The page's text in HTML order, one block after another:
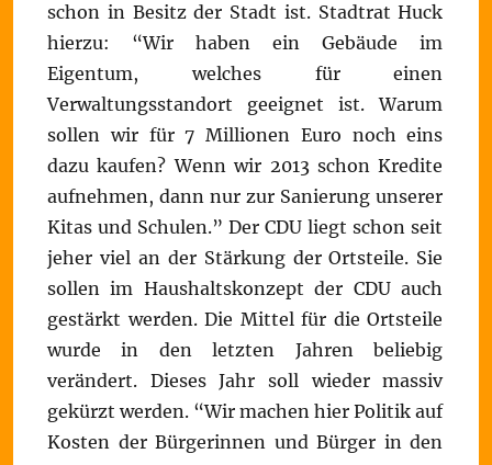
schon in Besitz der Stadt ist. Stadtrat Huck
hierzu: “Wir haben ein Gebäude im
Eigentum, welches für einen
Verwaltungsstandort geeignet ist. Warum
sollen wir für 7 Millionen Euro noch eins
dazu kaufen? Wenn wir 2013 schon Kredite
aufnehmen, dann nur zur Sanierung unserer
Kitas und Schulen.” Der CDU liegt schon seit
jeher viel an der Stärkung der Ortsteile. Sie
sollen im Haushaltskonzept der CDU auch
gestärkt werden. Die Mittel für die Ortsteile
wurde in den letzten Jahren beliebig
verändert. Dieses Jahr soll wieder massiv
gekürzt werden. “Wir machen hier Politik auf
Kosten der Bürgerinnen und Bürger in den